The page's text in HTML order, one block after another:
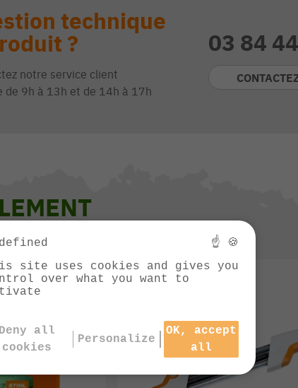
technique
?
notre service client
de 9h à 13h et de 14h à 17h
03 84
☝ 🍪
site uses cookies and gives you
over what you want to
Deny all
cookies
Personalize
OK, accept
all